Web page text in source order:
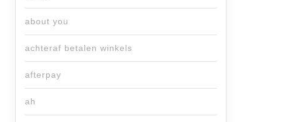
about you
achteraf betalen winkels
afterpay
ah